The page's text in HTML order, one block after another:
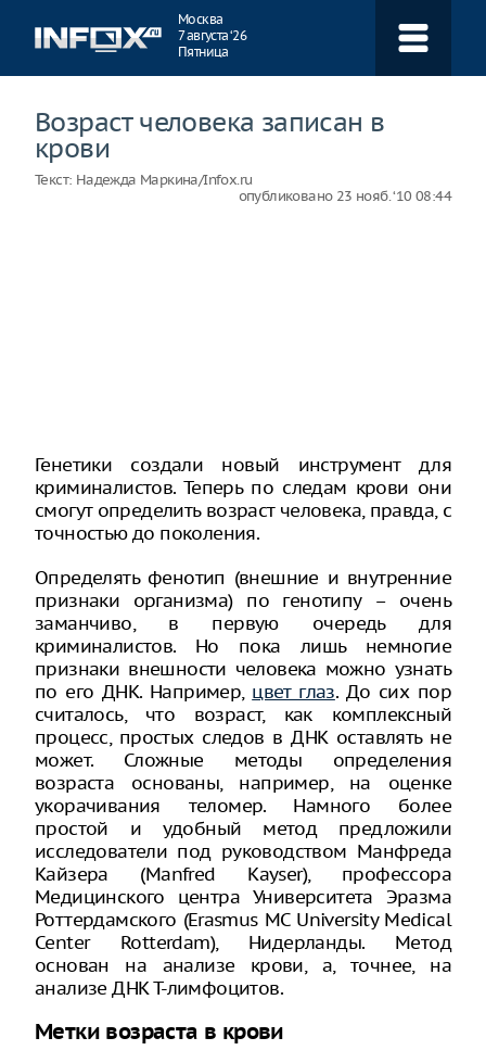
Москва
7 августа ‘26
Пятница
Возраст человека записан в
крови
Текст: Надежда Маркина/Infox.ru
опубликовано 23 нояб. ‘10 08:44
Генетики создали новый инструмент для
криминалистов. Теперь по следам крови они
смогут определить возраст человека, правда, с
точностью до поколения.
Определять фенотип (внешние и внутренние
признаки организма) по генотипу – очень
заманчиво, в первую очередь для
криминалистов. Но пока лишь немногие
признаки внешности человека можно узнать
по его ДНК. Например, цвет глаз. До сих пор
считалось, что возраст, как комплексный
процесс, простых следов в ДНК оставлять не
может. Сложные методы определения
возраста основаны, например, на оценке
укорачивания теломер. Намного более
простой и удобный метод предложили
исследователи под руководством Манфреда
Кайзера (Manfred Kayser), профессора
Медицинского центра Университета Эразма
Роттердамского (Erasmus MC University Medical
Center Rotterdam), Нидерланды. Метод
основан на анализе крови, а, точнее, на
анализе ДНК Т-лимфоцитов.
Метки возраста в крови